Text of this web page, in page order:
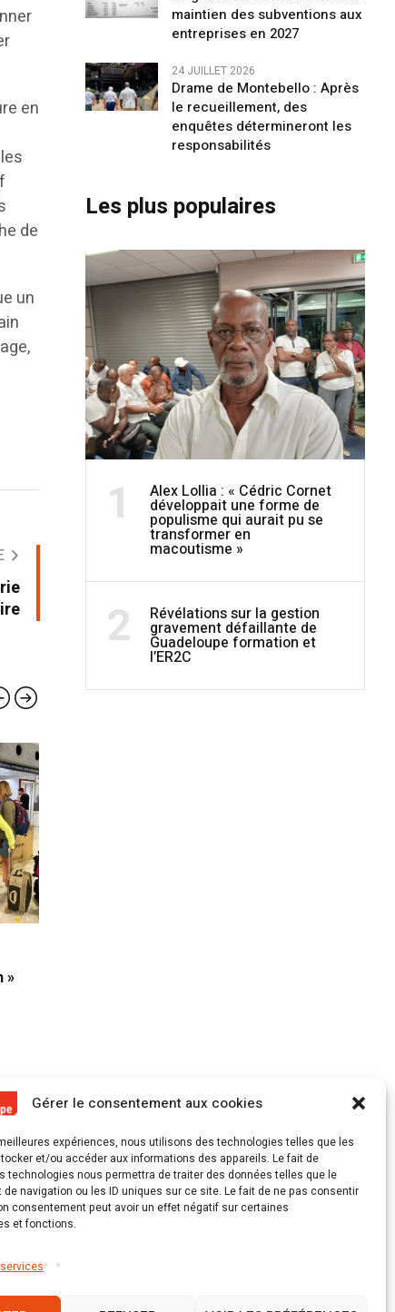
Gérer le consentement aux cookies
expériences, nous utilisons des technologies telles que les
et/ou accéder aux informations des appareils. Le fait de
technologies nous permettra de traiter des données telles que le
navigation ou les ID uniques sur ce site. Le fait de ne pas consentir
consentement peut avoir un effet négatif sur certaines
et fonctions.
en
de
un
»
maintien des subventions aux
entreprises en 2027
24 JUILLET 2026
Drame de Montebello : Après
le recueillement, des
enquêtes détermineront les
responsabilités
Les plus populaires
1 Alex Lollia : « Cédric Cornet
développait une forme de
populisme qui aurait pu se
transformer en
macoutisme »
2 Révélations sur la gestion
gravement défaillante de
Guadeloupe formation et
l’ER2C